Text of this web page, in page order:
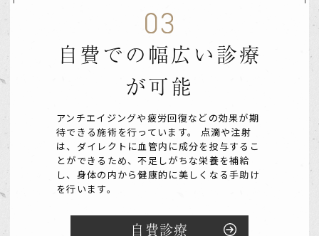
自費での幅広い診療
が可能
アンチエイジングや疲労回復などの効果が期
待できる施術を行っています。
点滴や注射
は、ダイレクトに血管内に成分を投与するこ
とができるため、不足しがちな栄養を補給
し、身体の内から健康的に美しくなる手助け
を行います。
自費診療